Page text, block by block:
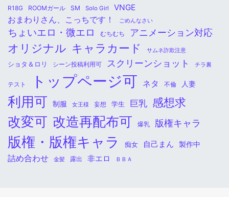
R18G ROOMガール SM Solo Girl VNGE
おまわりさん、こっちです！ ごめんなさい
ちょいエロ・微エロ むちむち アニメーション対応
オリジナル キャラカード サムネ詐欺注意
ショタ＆ロリ シーン投稿利用可 スクリーンショット チラ裏
テスト トップページ可 ネタ 不倫 人妻
利用可 制服 女王様 妄想 学生 巨乳 感想求
改変可 改造再配布可 爆乳 版権キャラ
版権・版権キャラ 痴女 自己まん 製作中
詰め合わせ 金髪 露出 非エロ ＢＢＡ